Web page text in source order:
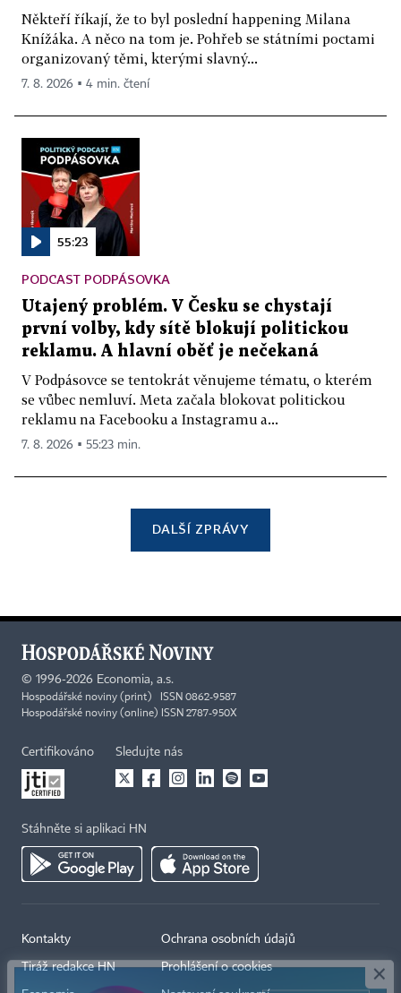
Někteří říkají, že to byl poslední happening Milana
Knížáka. A něco na tom je. Pohřeb se státními poctami
organizovaný těmi, kterými slavný...
7. 8. 2026 ▪ 4 min. čtení
55:23
PODCAST PODPÁSOVKA
Utajený problém. V Česku se chystají
první volby, kdy sítě blokují politickou
reklamu. A hlavní oběť je nečekaná
V Podpásovce se tentokrát věnujeme tématu, o kterém
se vůbec nemluví. Meta začala blokovat politickou
reklamu na Facebooku a Instagramu a...
7. 8. 2026 ▪ 55:23 min.
DALŠÍ ZPRÁVY
© 1996-2026 Economia, a.s.
Hospodářské noviny (print) ISSN 0862-9587
Hospodářské noviny (online) ISSN 2787-950X
Certifikováno Sledujte nás
Stáhněte si aplikaci HN
Kontakty
Tiráž redakce HN
Ochrana osobních údajů
Prohlášení o cookies